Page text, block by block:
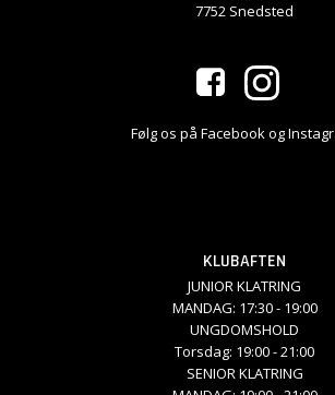
7752 Snedsted
Følg os på Facebook og
KLUBAFTEN
JUNIOR KLATRING
MANDAG: 17:30 - 19:00
UNGDOMSHOLD
Torsdag: 19:00 - 21:00
SENIOR KLATRING